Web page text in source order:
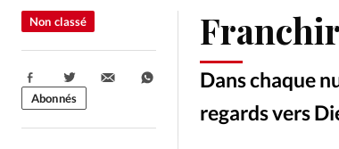
RUBRIQUES
Tous les articles
Actualité internationale
Dans chaque
regards vers
Non classé
Partager:
Abonnés